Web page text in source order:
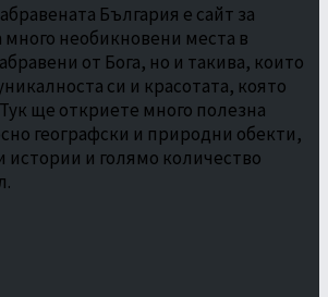
България е сайт за
необикновени места в
от Бога, но и такива, които
си и красотата, която
ще откриете много полезна
географски и природни обекти,
истории и голямо количество